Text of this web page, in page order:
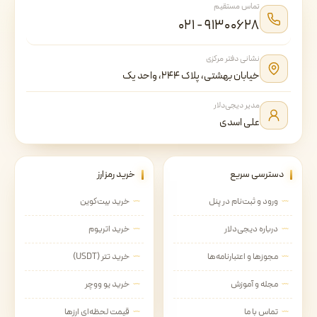
تماس مستقیم
۰۲۱ - ۹۱۳۰۰۶۲۸
نشانی دفتر مرکزی
خیابان بهشتی، پلاک ۲۴۴، واحد یک
مدیر دیجی‌دلار
علی اسدی
دسترسی سریع
ورود و ثبت‌نام در پنل
درباره دیجی‌دلار
مجوزها و اعتبارنامه‌ها
مجله و آموزش
تماس با ما
خرید رمزارز
خرید بیت‌کوین
خرید اتریوم
خرید تتر (USDT)
خرید یو ووچر
قیمت لحظه‌ای ارزها